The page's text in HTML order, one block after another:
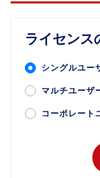
ライセンス
シングルユー
マルチユーザ
コーポレート